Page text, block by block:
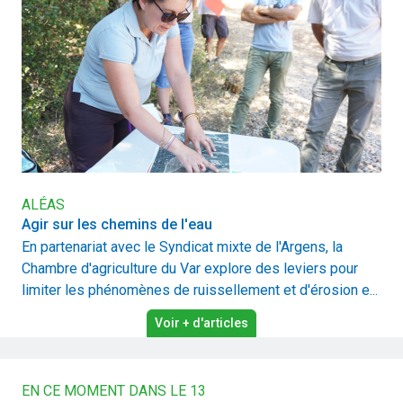
ALÉAS
Agir sur les chemins de l'eau
En partenariat avec le Syndicat mixte de l'Argens, la
Chambre d'agriculture du Var explore des leviers pour
limiter les phénomènes de ruissellement et d'érosion e...
Voir + d'articles
EN CE MOMENT DANS LE 13